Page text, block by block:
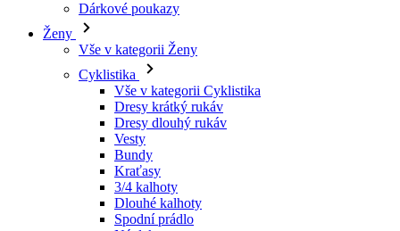
Vše v kategorii Cyklistika
Dresy dlouhý rukáv
Vesty
Bundy
Kraťasy
3/4 kalhoty
Dlouhé kalhoty
Spodní prádlo
Návleky
Čepice
Rukavice
Ponožky
Doplňky